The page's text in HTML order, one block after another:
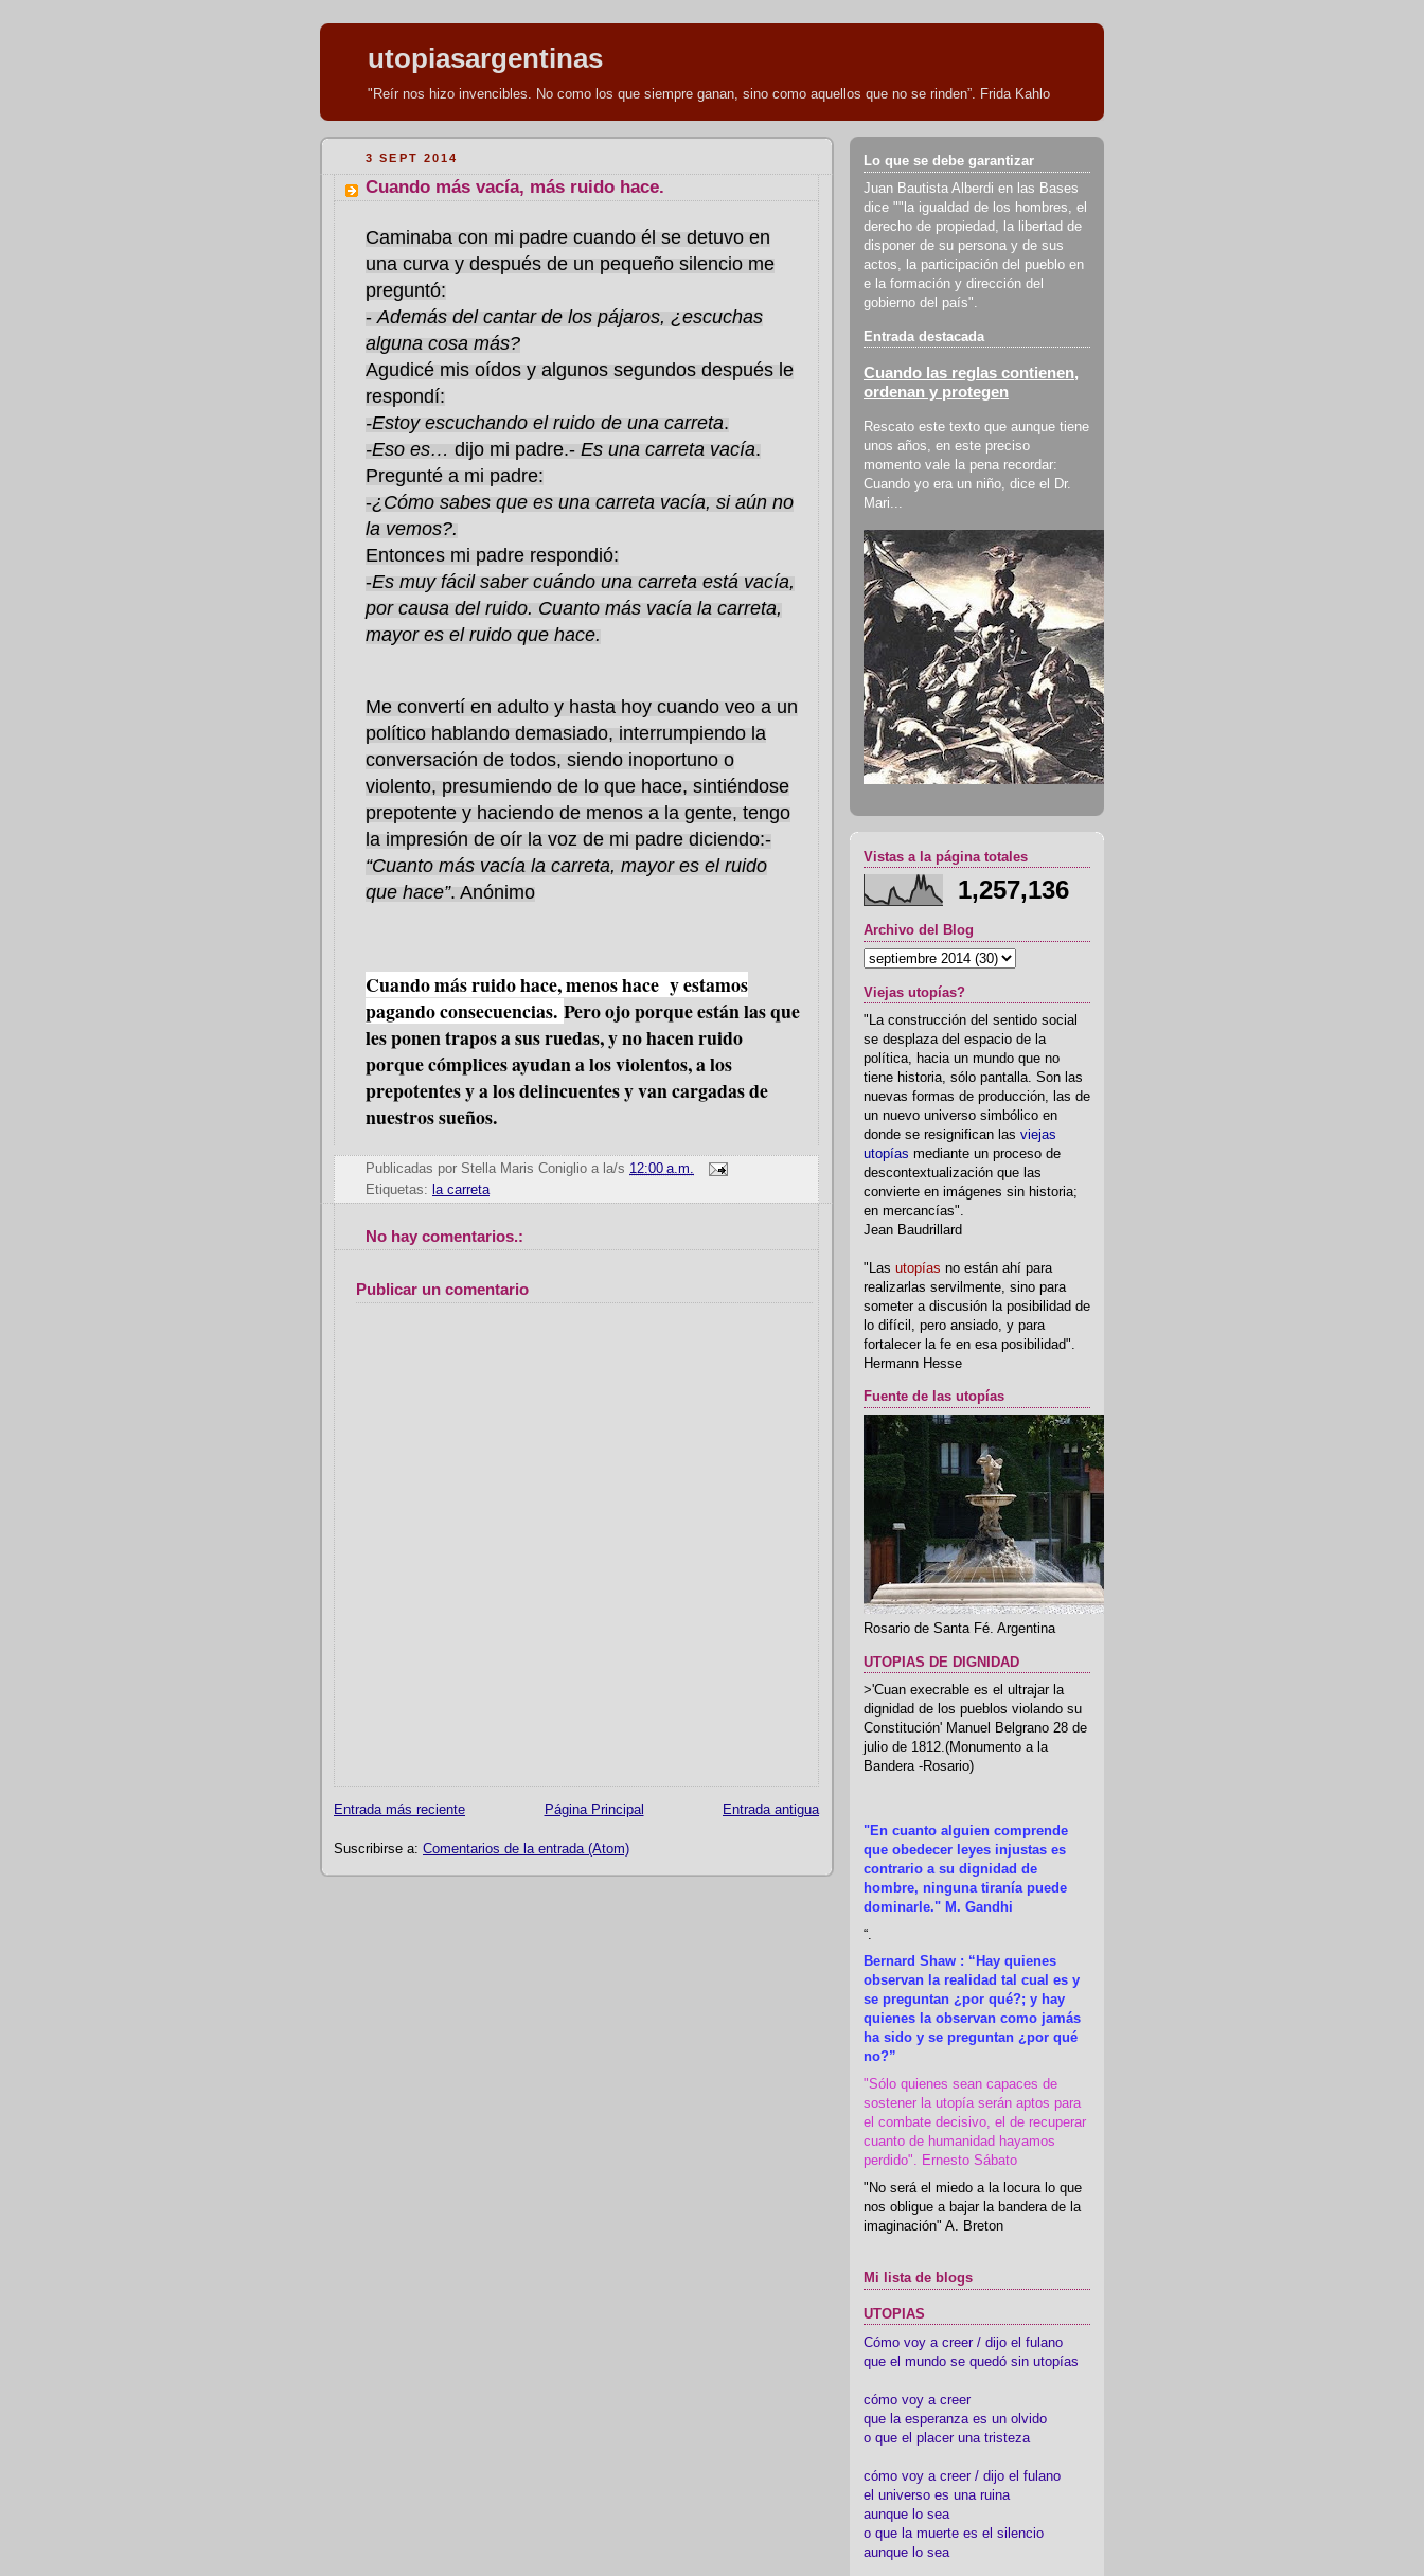
utopiasargentinas
"Reír nos hizo invencibles. No como los que siempre ganan, sino como aquellos que no se rinden”. Frida Kahlo
3 SEPT 2014
Cuando más vacía, más ruido hace.
Caminaba con mi padre cuando él se detuvo en
una curva y después de un pequeño silencio me
preguntó:
-Además del cantar de los pájaros, ¿escuchas
alguna cosa más?
Agudicé mis oídos y algunos segundos después le
respondí:
-Estoy escuchando el ruido de una carreta.
-Eso es… dijo mi padre.- Es una carreta vacía.
Pregunté a mi padre:
-¿Cómo sabes que es una carreta vacía, si aún no
la vemos?.
Entonces mi padre respondió:
-Es muy fácil saber cuándo una carreta está vacía,
por causa del ruido. Cuanto más vacía la carreta,
mayor es el ruido que hace.
Me convertí en adulto y hasta hoy cuando veo a un
político hablando demasiado, interrumpiendo la
conversación de todos, siendo inoportuno o
violento, presumiendo de lo que hace, sintiéndose
prepotente y haciendo de menos a la gente, tengo
la impresión de oír la voz de mi padre diciendo:-
“Cuanto más vacía la carreta, mayor es el ruido
que hace”. Anónimo
Cuando más ruido hace, menos hace y estamos
pagando consecuencias. Pero ojo porque están las que
les ponen trapos a sus ruedas, y no hacen ruido
porque cómplices ayudan a los violentos, a los
prepotentes y a los delincuentes y van cargadas de
nuestros sueños.
Publicadas por Stella Maris Coniglio a la/s 12:00 a.m.
Etiquetas: la carreta
No hay comentarios.:
Publicar un comentario
Entrada más reciente Entrada antigua
Página Principal
Suscribirse a: Comentarios de la entrada (Atom)
Lo que se debe garantizar
Juan Bautista Alberdi en las Bases
dice ""la igualdad de los hombres, el
derecho de propiedad, la libertad de
disponer de su persona y de sus
actos, la participación del pueblo en
e la formación y dirección del
gobierno del país".
Entrada destacada
Cuando las reglas contienen,
ordenan y protegen
Rescato este texto que aunque tiene
unos años, en este preciso
momento vale la pena recordar:
Cuando yo era un niño, dice el Dr.
Mari...
Vistas a la página totales
1,257,136
Archivo del Blog
Viejas utopías?
"La construcción del sentido social
se desplaza del espacio de la
política, hacia un mundo que no
tiene historia, sólo pantalla. Son las
nuevas formas de producción, las de
un nuevo universo simbólico en
donde se resignifican las viejas
utopías mediante un proceso de
descontextualización que las
convierte en imágenes sin historia;
en mercancías".
Jean Baudrillard
"Las utopías no están ahí para
realizarlas servilmente, sino para
someter a discusión la posibilidad de
lo difícil, pero ansiado, y para
fortalecer la fe en esa posibilidad".
Hermann Hesse
Fuente de las utopías
Rosario de Santa Fé. Argentina
UTOPIAS DE DIGNIDAD
>'Cuan execrable es el ultrajar la
dignidad de los pueblos violando su
Constitución' Manuel Belgrano 28 de
julio de 1812.(Monumento a la
Bandera -Rosario)
"En cuanto alguien comprende
que obedecer leyes injustas es
contrario a su dignidad de
hombre, ninguna tiranía puede
dominarle." M. Gandhi
“.
Bernard Shaw : “Hay quienes
observan la realidad tal cual es y
se preguntan ¿por qué?; y hay
quienes la observan como jamás
ha sido y se preguntan ¿por qué
no?”
"Sólo quienes sean capaces de
sostener la utopía serán aptos para
el combate decisivo, el de recuperar
cuanto de humanidad hayamos
perdido". Ernesto Sábato
"No será el miedo a la locura lo que
nos obligue a bajar la bandera de la
imaginación" A. Breton
Mi lista de blogs
UTOPIAS
Cómo voy a creer / dijo el fulano
que el mundo se quedó sin utopías
cómo voy a creer
que la esperanza es un olvido
o que el placer una tristeza
cómo voy a creer / dijo el fulano
el universo es una ruina
aunque lo sea
o que la muerte es el silencio
aunque lo sea